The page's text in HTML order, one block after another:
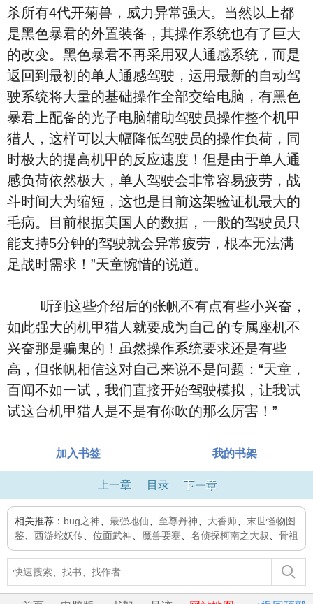
杀所有4代开菊兽，威力异常强大。当然以上都
是黑色暴君的外置装备，其操作系统也有了巨大
的改变。黑色暴君不再采用双人通感系统，而是
返回到最初的单人通感驾驶，运用最新的自动驾
驶系统将大量的基础操作全部交给电脑，有黑色
暴君上配备的光子电脑辅助驾驶员操作整个机甲
猎人，这样可以大幅降低驾驶员的操作负荷，同
时极大的提高机甲的反应速度！但是由于单人通
感负荷依然极大，单人驾驶会非常容易疲劳，战
斗时间大为缩短，这也是目前这架验证机最大的
毛病。目前根据美国人的数据，一般的驾驶员只
能支持5分钟的驾驶就会异常疲劳，根本无法满
足战时需求！”天童惋惜的说道。
听到这些介绍后的张帆不有点有些小兴奋，
如此强大的机甲猎人就要成为自己的专属座机不
兴奋那是骗鬼的！虽然操作系统要求还是有些
高，但张帆相信这对自己来说不是问题：“天童，
百闻不如一试，我们直接开始驾驶模拟，让我试
试这台机甲猎人是不是有你吹的那么厉害！”
加入书签 我的书架
上一章 目录 下一章
相关推荐： bug之神 最强地仙 至尊丹神 大香师
末世怪物图
鉴
西游蛇妖传 位面武神 魔兽要塞 名侦探柯南之大叔 骨祖